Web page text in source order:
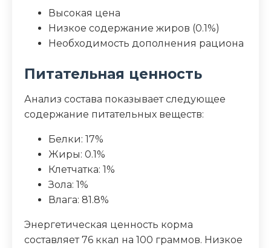
Высокая цена
Низкое содержание жиров (0.1%)
Необходимость дополнения рациона
Питательная ценность
Анализ состава показывает следующее
содержание питательных веществ:
Белки: 17%
Жиры: 0.1%
Клетчатка: 1%
Зола: 1%
Влага: 81.8%
Энергетическая ценность корма
составляет 76 ккал на 100 граммов. Низкое